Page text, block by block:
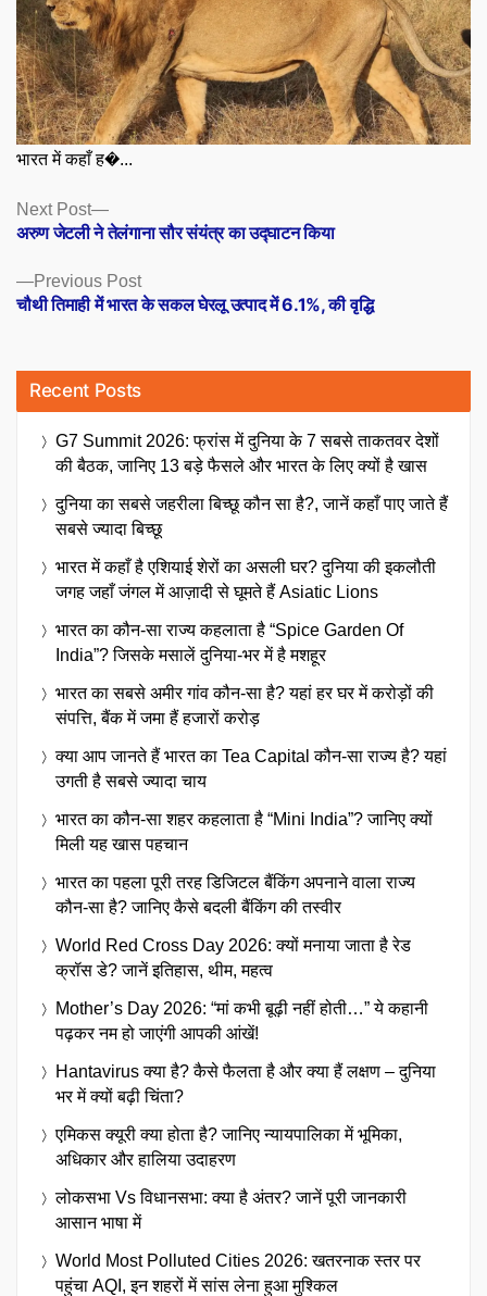
भारत में कहाँ ह�...
Posts
navigation
Previous PostPrevious
post:
चौथी तिमाही में भारत के सकल घेरलू उत्पाद में 6.1%, की वृद्धि
Next Post
Next
post:
अरुण जेटली ने तेलंगाना सौर संयंत्र का उद्घाटन किया
Recent Posts
G7 Summit 2026: फ्रांस में दुनिया के 7 सबसे ताकतवर देशों
की बैठक, जानिए 13 बड़े फैसले और भारत के लिए क्यों है खास
दुनिया का सबसे जहरीला बिच्छू कौन सा है?, जानें कहाँ पाए जाते हैं
सबसे ज्यादा बिच्छू
भारत में कहाँ है एशियाई शेरों का असली घर? दुनिया की इकलौती
जगह जहाँ जंगल में आज़ादी से घूमते हैं Asiatic Lions
भारत का कौन-सा राज्य कहलाता है “Spice Garden Of
India”? जिसके मसालें दुनिया-भर में है मशहूर
भारत का सबसे अमीर गांव कौन-सा है? यहां हर घर में करोड़ों की
संपत्ति, बैंक में जमा हैं हजारों करोड़
क्या आप जानते हैं भारत का Tea Capital कौन-सा राज्य है? यहां
उगती है सबसे ज्यादा चाय
भारत का कौन-सा शहर कहलाता है “Mini India”? जानिए क्यों
मिली यह खास पहचान
भारत का पहला पूरी तरह डिजिटल बैंकिंग अपनाने वाला राज्य
कौन-सा है? जानिए कैसे बदली बैंकिंग की तस्वीर
World Red Cross Day 2026: क्यों मनाया जाता है रेड
क्रॉस डे? जानें इतिहास, थीम, महत्व
Mother’s Day 2026: “मां कभी बूढ़ी नहीं होती…” ये कहानी
पढ़कर नम हो जाएंगी आपकी आंखें!
Hantavirus क्या है? कैसे फैलता है और क्या हैं लक्षण – दुनिया
भर में क्यों बढ़ी चिंता?
एमिकस क्यूरी क्या होता है? जानिए न्यायपालिका में भूमिका,
अधिकार और हालिया उदाहरण
लोकसभा Vs विधानसभा: क्या है अंतर? जानें पूरी जानकारी
आसान भाषा में
World Most Polluted Cities 2026: खतरनाक स्तर पर
पहुंचा AQI, इन शहरों में सांस लेना हुआ मुश्किल